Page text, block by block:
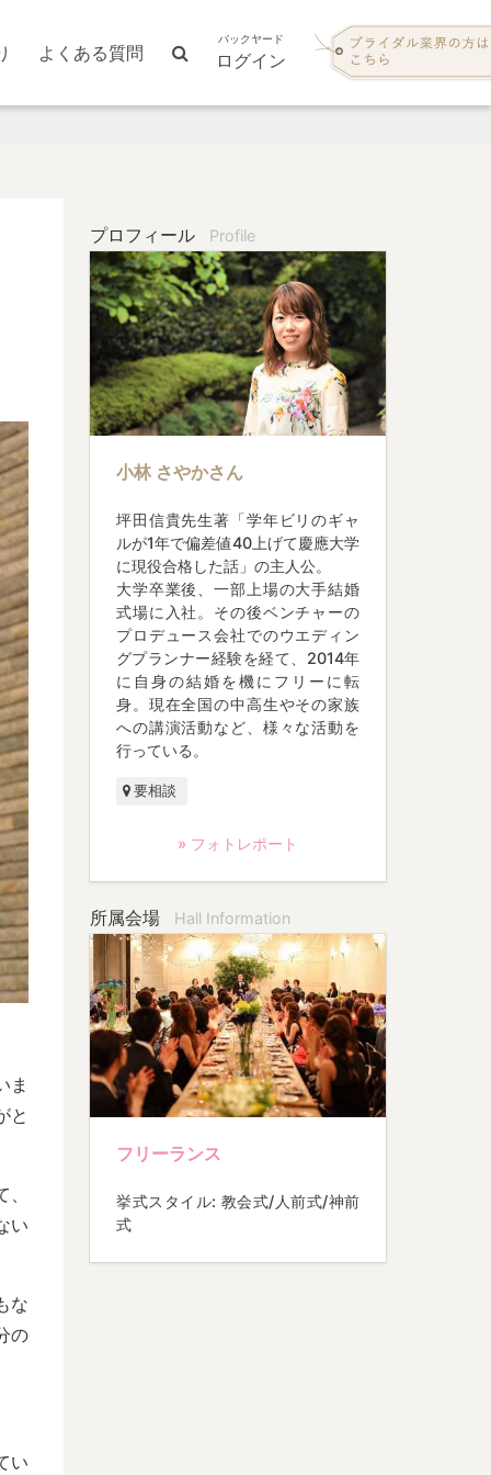
よくある質問
バックヤード
ログイン
ま
と
い
な
の
い
プロフィール Profile
小林 さやかさん
坪田信貴先生著「学年ビリのギャ
ルが1年で偏差値40上げて慶應大学
に現役合格した話」の主人公。
大学卒業後、一部上場の大手結婚
式場に入社。その後ベンチャーの
プロデュース会社でのウエディン
グプランナー経験を経て、2014年
に自身の結婚を機にフリーに転
身。現在全国の中高生やその家族
への講演活動など、様々な活動を
行っている。
要相談
» フォトレポート
所属会場 Hall Information
フリーランス
挙式スタイル: 教会式/人前式/神前
式